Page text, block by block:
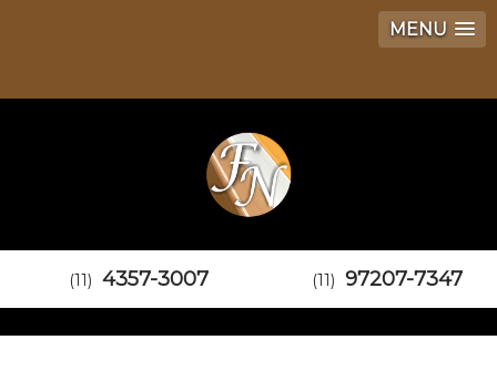
MENU
(11) 4357-3007 (11) 97207-7347